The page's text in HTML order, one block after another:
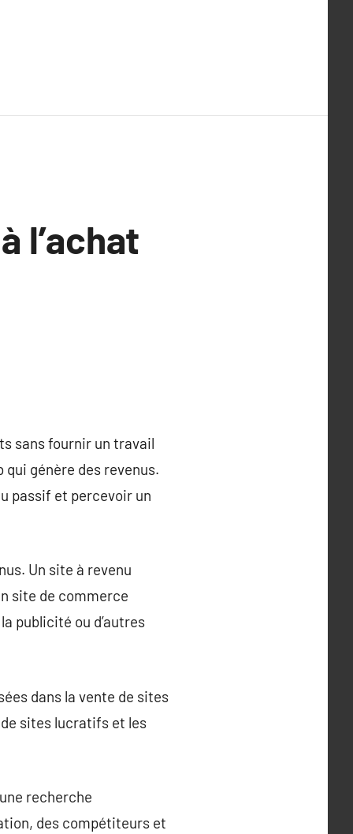
l’achat
sans fournir un travail
génère des revenus.
passif et percevoir un
Un site à revenu
site de commerce
publicité ou d’autres
dans la vente de sites
sites lucratifs et les
recherche
des compétiteurs et